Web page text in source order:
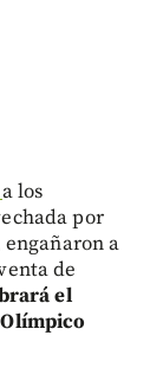
a los
por
a
de
el